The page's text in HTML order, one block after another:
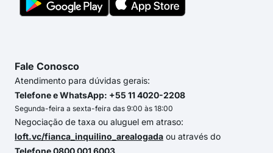
Fale Conosco
Atendimento para dúvidas gerais:
Telefone e WhatsApp: +55 11 4020-2208
Segunda-feira a sexta-feira das 9:00 às 18:00
Negociação de taxa ou aluguel em atraso:
loft.vc/fianca_inquilino_arealogada ou através do
Telefone 0800 001 6003